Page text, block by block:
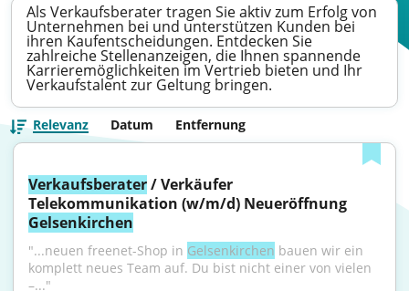
Als Verkaufsberater tragen Sie aktiv zum Erfolg von
Unternehmen bei und unterstützen Kunden bei
ihren Kaufentscheidungen. Entdecken Sie
zahlreiche Stellenanzeigen, die Ihnen spannende
Karrieremöglichkeiten im Vertrieb bieten und Ihr
Verkaufstalent zur Geltung bringen.
Relevanz Datum Entfernung
Verkaufsberater / Verkäufer
Gelsenkirchen
"...neuen freenet-Shop in Gelsenkirchen bauen wir ein
komplett neues Team auf. Du bist nicht einer von vielen
–..."